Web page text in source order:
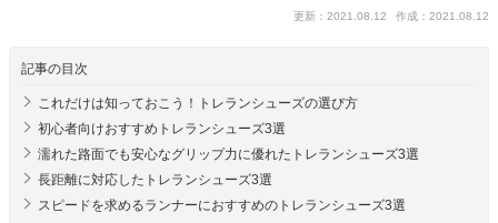
更新：2021.08.12 作成：2021.08.12
記事の目次
これだけは知っておこう！トレランシューズの選び方
初心者向けおすすめトレランシューズ3選
濡れた路面でも安心なグリップ力に優れたトレランシューズ3選
長距離に対応したトレランシューズ3選
スピードを求めるランナーにおすすめのトレランシューズ3選